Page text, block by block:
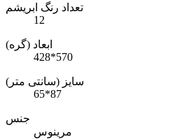
تعداد رنگ ابریشم
12
ابعاد (گره)
428*570
سایز (سانتی متر)
65*87
جنس
مرینوس